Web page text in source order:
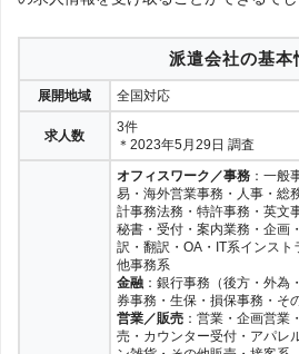
派遣会社の基本
展開地域 全国対応
求人数
3件
＊2023年5月29日 調査
オフィスワーク／事務 ：一般
易・海外営業事務・人事・総
計事務法務・特許事務・英文
秘書・受付・案内業務・企画
訳・翻訳・OA・IT系インス
他事務系
金融 ：銀行事務（後方・外為
券事務・生保・損保事務・そ
営業／販売 ：営業・企画営業
売・カウンター受付・アパレ